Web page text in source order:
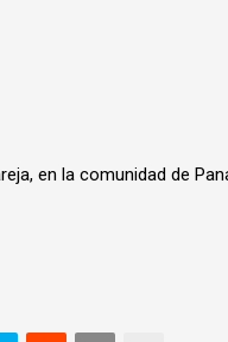
en la comunidad de